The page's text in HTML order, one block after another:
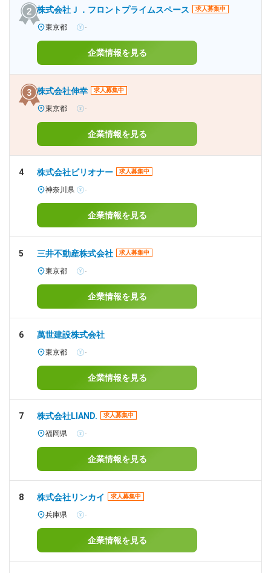
株式会社Ｊ．フロントプライムスペース 求人募集中
東京都 -
企業情報を見る
株式会社伸幸 求人募集中
東京都 -
企業情報を見る
4 株式会社ビリオナー 求人募集中
神奈川県 -
企業情報を見る
5 三井不動産株式会社 求人募集中
東京都 -
企業情報を見る
6 萬世建設株式会社
東京都 -
企業情報を見る
7 株式会社LIAND. 求人募集中
福岡県 -
企業情報を見る
8 株式会社リンカイ 求人募集中
兵庫県 -
企業情報を見る